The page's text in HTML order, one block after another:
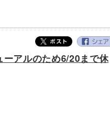
アルのため6/20まで休